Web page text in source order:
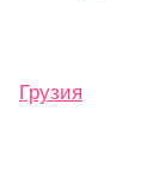
Грузия